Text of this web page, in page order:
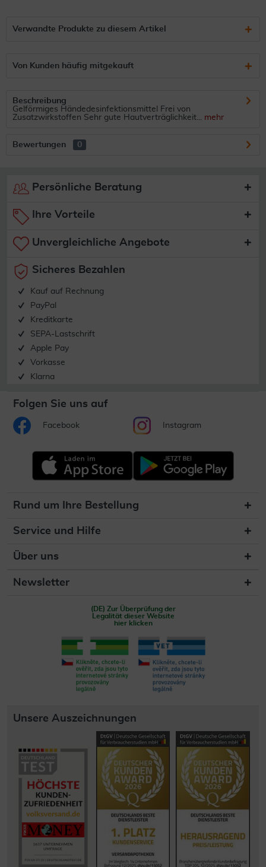
Verwandte Produkte zu diesem Artikel
Von Kunden häufig mitgekauft
Beschreibung
Gelförmiges Händedesinfektionsmittel Frei von
Zusatzwirkstoffen Sehr gute Hautverträglichkeit... mehr
Bewertungen 0
Persönliche Beratung
Ihre Vorteile
Unvergleichliche Angebote
Sicheres Bezahlen
Kauf auf Rechnung
PayPal
Kreditkarte
SEPA-Lastschrift
Apple Pay
Vorkasse
Klarna
Folgen Sie uns auf
Facebook Instagram
Rund um Ihre Bestellung
Service und Hilfe
Über uns
Newsletter
(DE) Zur Überprüfung der
Legalität dieser Website
hier klicken
Unsere Auszeichnungen